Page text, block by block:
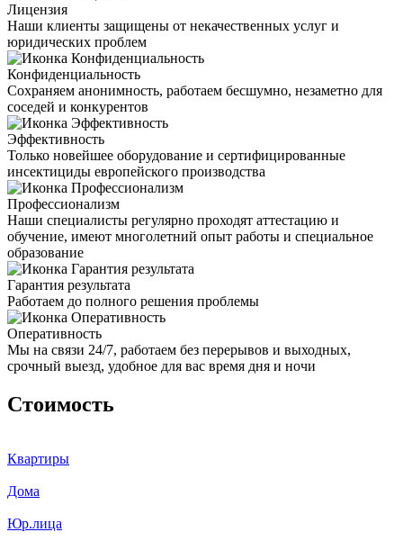
Лицензия
Наши клиенты защищены от некачественных услуг и
юридических проблем
Конфиденциальность
Сохраняем анонимность, работаем бесшумно, незаметно для
соседей и конкурентов
Эффективность
Только новейшее оборудование и сертифицированные
инсектициды европейского производства
Профессионализм
Наши специалисты регулярно проходят аттестацию и
обучение, имеют многолетний опыт работы и специальное
образование
Гарантия результата
Работаем до полного решения проблемы
Оперативность
Мы на связи 24/7, работаем без перерывов и выходных,
срочный выезд, удобное для вас время дня и ночи
Стоимость
Квартиры
Дома
Юр.лица